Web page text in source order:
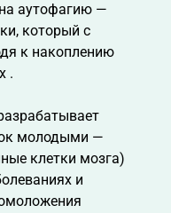
аутофагию —
который с
к накоплению
.
молодыми —
клетки мозга)
и